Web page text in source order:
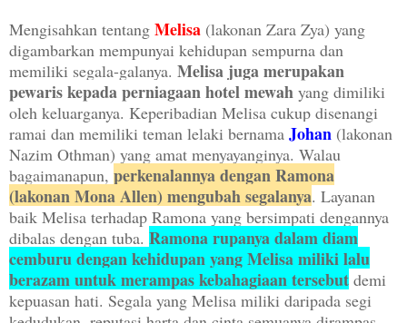
Mengisahkan tentang Melisa (lakonan Zara Zya) yang
digambarkan mempunyai kehidupan sempurna dan
memiliki segala-galanya. Melisa juga merupakan
pewaris kepada perniagaan hotel mewah yang dimiliki
oleh keluarganya. Keperibadian Melisa cukup disenangi
ramai dan memiliki teman lelaki bernama Johan (lakonan
Nazim Othman) yang amat menyayanginya. Walau
bagaimanapun, perkenalannya dengan Ramona
(lakonan Mona Allen) mengubah segalanya. Layanan
baik Melisa terhadap Ramona yang bersimpati dengannya
dibalas dengan tuba. Ramona rupanya dalam diam
cemburu dengan kehidupan yang Melisa miliki lalu
berazam untuk merampas kebahagiaan tersebut demi
kepuasan hati. Segala yang Melisa miliki daripada segi